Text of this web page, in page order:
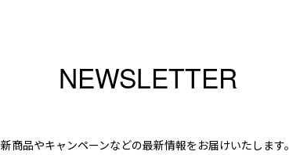
NEWSLETTER
新商品やキャンペーンなどの最新情報をお届けいたします。